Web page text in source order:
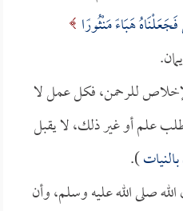
هَبَاءً مَنْثُورًا
للرحمن، فكل عمل لا
علم أو غير ذلك، لا يقبل
بالنيات).
صلى الله عليه وسلم، وأن